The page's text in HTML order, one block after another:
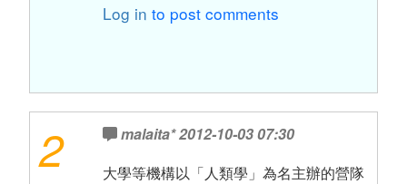
Log in to post comments
2 malaita*2012-10-03 07:30
大學等機構以「人類學」為名主辦的營隊